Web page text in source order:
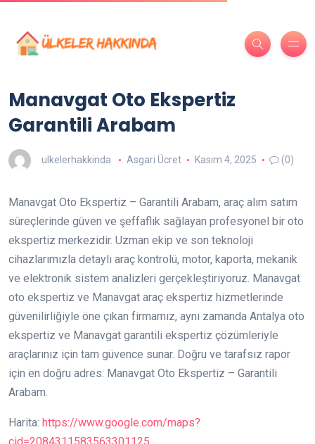
Manavgat Oto Ekspertiz
Garantili Arabam
ulkelerhakkinda Asgari Ücret Kasım 4, 2025 (0)
Manavgat Oto Ekspertiz – Garantili Arabam, araç alım satım
süreçlerinde güven ve şeffaflık sağlayan profesyonel bir oto
ekspertiz merkezidir. Uzman ekip ve son teknoloji
cihazlarımızla detaylı araç kontrolü, motor, kaporta, mekanik
ve elektronik sistem analizleri gerçekleştiriyoruz. Manavgat
oto ekspertiz ve Manavgat araç ekspertiz hizmetlerinde
güvenilirliğiyle öne çıkan firmamız, aynı zamanda Antalya oto
ekspertiz ve Manavgat garantili ekspertiz çözümleriyle
araçlarınız için tam güvence sunar. Doğru ve tarafsız rapor
için en doğru adres: Manavgat Oto Ekspertiz – Garantili
Arabam.
Harita: https://www.google.com/maps?